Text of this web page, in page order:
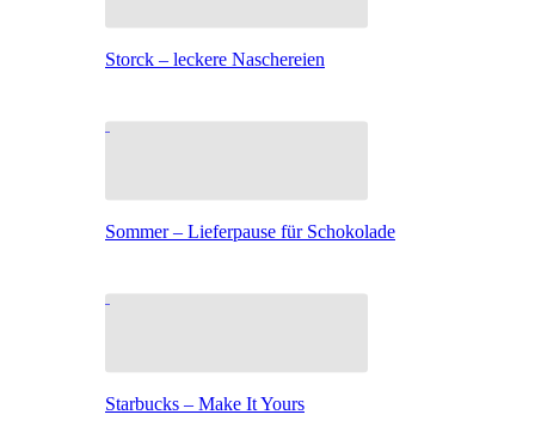
Storck – leckere Naschereien
Sommer – Lieferpause für Schokolade
Starbucks – Make It Yours